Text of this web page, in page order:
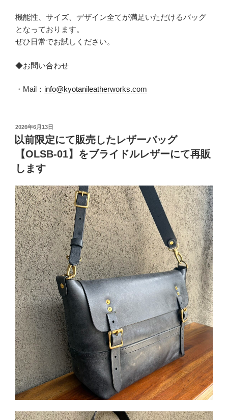
機能性、サイズ、デザイン全てが満足いただけるバッグ
となっております。
ぜひ日常でお試しください。
◆お問い合わせ
・Mail： info@kyotanileatherworks.com
投
稿
日:
2026年6月13日
以前限定にて販売したレザーバッグ
【OLSB-01】をブライドルレザーにて再販
します